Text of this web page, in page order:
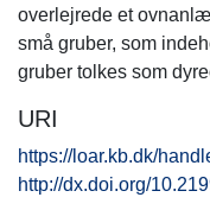
overlejrede et
små gruber, som
gruber tolkes som
URI
https://loar.kb.dk/
http://dx.doi.org/